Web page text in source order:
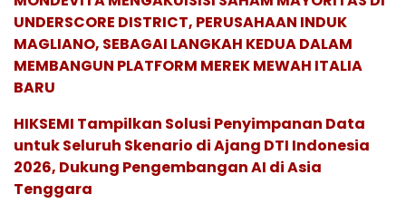
UNDERSCORE DISTRICT, PERUSAHAAN INDUK
MAGLIANO, SEBAGAI LANGKAH KEDUA DALAM
MEMBANGUN PLATFORM MEREK MEWAH ITALIA
BARU
HIKSEMI Tampilkan Solusi Penyimpanan Data
untuk Seluruh Skenario di Ajang DTI Indonesia
2026, Dukung Pengembangan AI di Asia
Tenggara